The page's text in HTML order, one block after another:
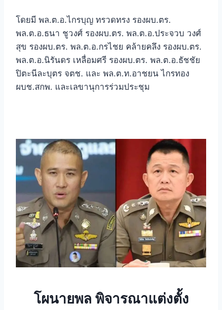
โดยมี พล.ต.อ.ไกรบุญ ทรวดทรง รองผบ.ตร.
พล.ต.อ.ธนา ชูวงศ์ รองผบ.ตร. พล.ต.อ.ประจวบ วงศ์
สุข รองผบ.ตร. พล.ต.อ.กรไชย คล้ายคลึง รองผบ.ตร.
พล.ต.อ.นิรันดร เหลื่อมศรี รองผบ.ตร. พล.ต.อ.ธัชชัย
ปิตะนีละบุตร จตช. และ พล.ต.ท.อาชยน ไกรทอง
ผบช.สกพ. และเลขานุการร่วมประชุม
โผนายพล พิจารณาแต่งตั้ง